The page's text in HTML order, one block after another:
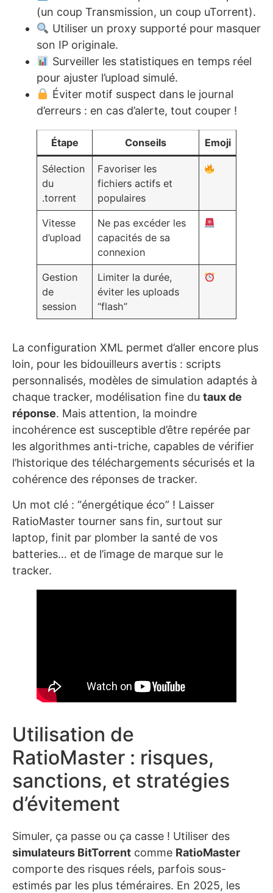
(un coup Transmission, un coup uTorrent).
Utiliser un proxy supporté pour masquer
son IP originale.
Surveiller les statistiques en temps réel
pour ajuster l’upload simulé.
Éviter motif suspect dans le journal
d’erreurs : en cas d’alerte, tout couper !
Étape Conseils Emoji
Sélection
du
.torrent
Favoriser les
fichiers actifs et
populaires
Vitesse
d’upload
Ne pas excéder les
capacités de sa
connexion
Gestion
de
session
Limiter la durée,
éviter les uploads
“flash”
La configuration XML permet d’aller encore plus
loin, pour les bidouilleurs avertis : scripts
personnalisés, modèles de simulation adaptés à
chaque tracker, modélisation fine du taux de
réponse. Mais attention, la moindre
incohérence est susceptible d’être repérée par
les algorithmes anti-triche, capables de vérifier
l’historique des téléchargements sécurisés et la
cohérence des réponses de tracker.
Un mot clé : “énergétique éco” ! Laisser
RatioMaster tourner sans fin, surtout sur
laptop, finit par plomber la santé de vos
batteries… et de l’image de marque sur le
tracker.
Utilisation de
RatioMaster : risques,
sanctions, et stratégies
d’évitement
Simuler, ça passe ou ça casse ! Utiliser des
simulateurs BitTorrent comme RatioMaster
comporte des risques réels, parfois sous-
estimés par les plus téméraires. En 2025, les